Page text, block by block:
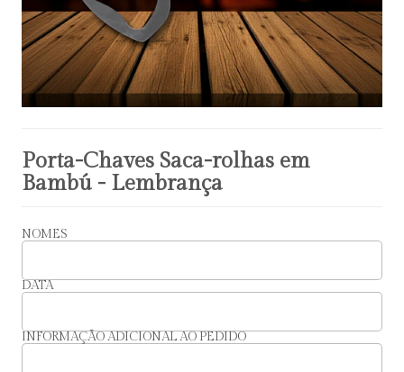
Porta-Chaves Saca-rolhas em
Bambú - Lembrança
NOMES
DATA
INFORMAÇÃO ADICIONAL AO PEDIDO